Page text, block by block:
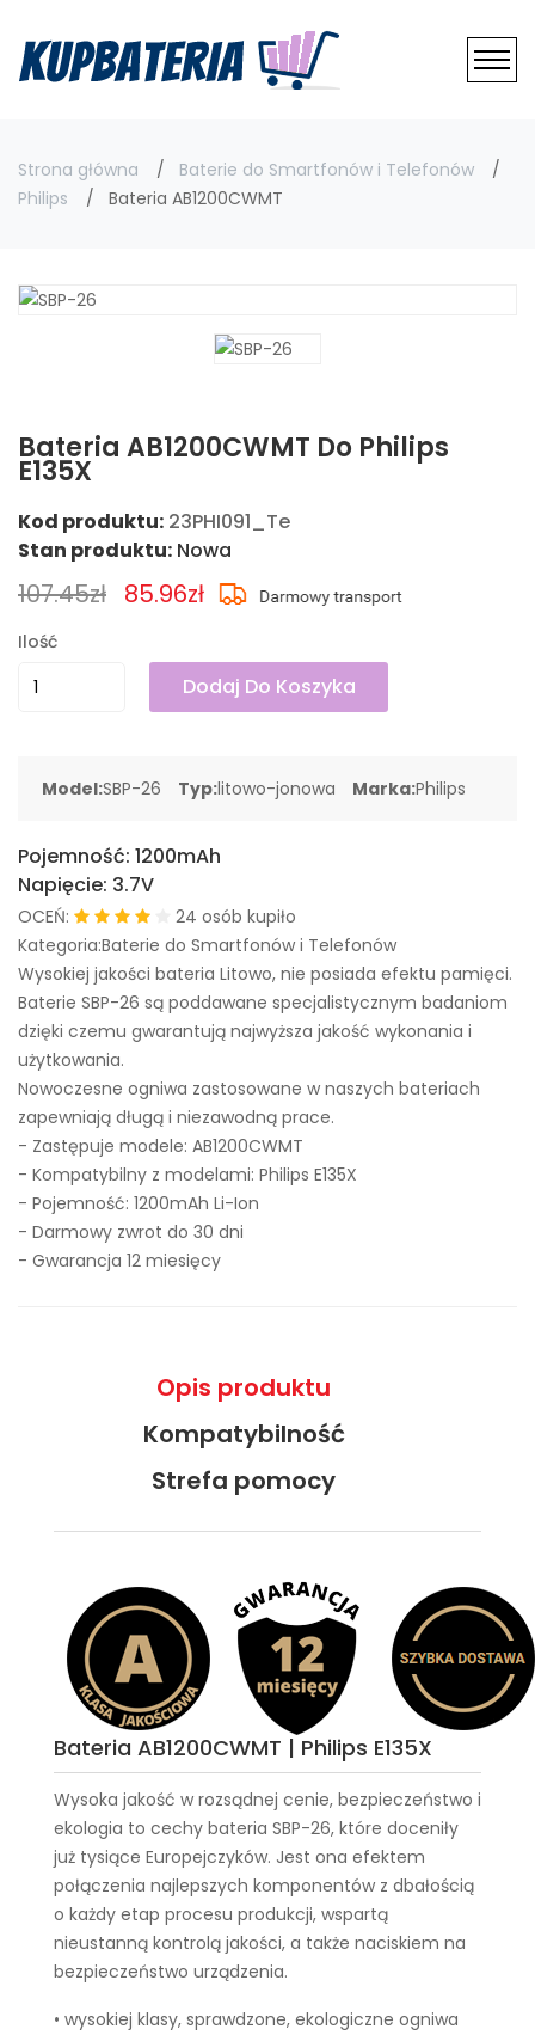
Strona główna
Baterie do Smartfonów i Telefonów
Philips
Bateria AB1200CWMT
Bateria AB1200CWMT Do Philips
E135X
Kod produktu: 23PHI091_Te
Stan produktu: Nowa
107.45zł 85.96zł
Ilość
Dodaj Do Koszyka
Model:SBP-26 Typ:litowo-jonowa Marka:Philips
Pojemność: 1200mAh
Napięcie: 3.7V
OCEŃ:
24 osób kupiło
Kategoria:Baterie do Smartfonów i Telefonów
Wysokiej jakości bateria Litowo, nie posiada efektu pamięci.
Baterie SBP-26 są poddawane specjalistycznym badaniom
dzięki czemu gwarantują najwyższa jakość wykonania i
użytkowania.
Nowoczesne ogniwa zastosowane w naszych bateriach
zapewniają długą i niezawodną prace.
- Zastępuje modele: AB1200CWMT
- Kompatybilny z modelami: Philips E135X
- Pojemność: 1200mAh Li-Ion
- Darmowy zwrot do 30 dni
- Gwarancja 12 miesięcy
Opis produktu
Kompatybilność
Strefa pomocy
Bateria AB1200CWMT | Philips E135X
Wysoka jakość w rozsądnej cenie, bezpieczeństwo i
ekologia to cechy bateria SBP-26, które doceniły
już tysiące Europejczyków. Jest ona efektem
połączenia najlepszych komponentów z dbałością
o każdy etap procesu produkcji, wspartą
nieustanną kontrolą jakości, a także naciskiem na
bezpieczeństwo urządzenia.
• wysokiej klasy, sprawdzone, ekologiczne ogniwa